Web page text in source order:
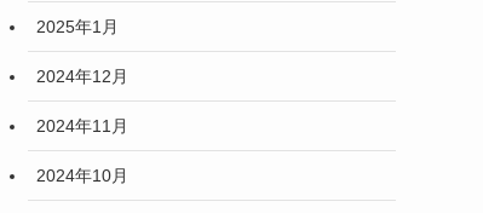
2025年1月
2024年12月
2024年11月
2024年10月